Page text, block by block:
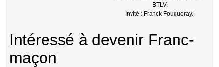
BTLV.
Invité : Franck Fouqueray.